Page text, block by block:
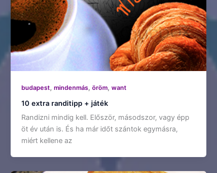
budapest,mindenmás,öröm,want
10 extra randitipp + játék
Randizni mindig kell. Először, másodszor, vagy épp
öt év után is. És ha már időt szántok egymásra,
miért kellene az